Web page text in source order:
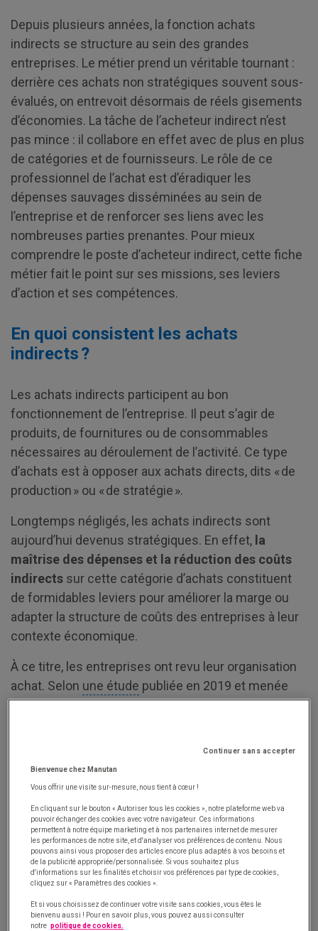
Depuis plusieurs années, la fonction achats
indirects se structure au sein des grandes
entreprises. Le métier prend un véritable tournant :
derrière ces achats non stratégiques souvent sous-
évalués, on entrevoit désormais de réels gisements
d’économies. La tâche de l’acheteur indirect n’est
pas mince : il collabore en effet avec de plus en plus
de catégories et de fournisseurs. Le rôle de ce
professionnel de l’achat est d’éradiquer les
dépenses sauvages disséminées au sein de
l’entreprise et de renforcer ses liens avec les
nombreuses parties prenantes. Pour mieux
comprendre le poste d’acheteur indirect, cette fiche
métier fait le point sur ses missions, ses leviers
d’action et ses compétences.
En quoi consistent les achats
indirects ?
Les achats indirects participent au bon
fonctionnement de l’entreprise. Il peut s’agir de
produits, de fournitures ou de consommables
nécessaires au déroulement de l’activité. Ce type
d’achats est à opposer aux achats directs, dits « de
production » ou « de stratégie ».
Longtemps négligés, les achats indirects sont
aujourd’hui devenus stratégiques. En effet, la
maîtrise des dépenses et la réduction des coûts
indirects sur cette catégorie d’achats constituent
de formidables leviers pour améliorer la marge ou
adapter la structure de coûts des entreprises à leur
contexte économique.
À ce titre, les entreprises ont revu leur organisation
achat. Selon une étude publiée en 2019 et menée
conjointement par Acxias et Ressource Consulting,
donnée à cette catégorie d’achat varie beaucoup
cas, les achats indirects font de plus en plus l’objet
d’actions d’optimisation et sont même parfois gérés
selon les mêmes méthodes que les achats
stratégiques.
Quelles sont les missions d’un
Continuer sans accepter
Bienvenue chez Manutan
Vous offrir une visite sur-mesure, nous tient à cœur !
En cliquant sur le bouton « Autoriser tous les cookies », notre plateforme web va
pouvoir échanger des cookies avec votre navigateur. Ces informations
permettent à notre équipe marketing et à nos partenaires internet de mesurer
les performances de notre site, et d'analyser vos préférences de contenu. Nous
pouvons ainsi vous proposer des articles encore plus adaptés à vos besoins et
de la publicité appropriée/personnalisée. Si vous souhaitez plus
d'informations sur les finalités et choisir vos préférences par type de cookies,
cliquez sur « Paramètres des cookies ».
Et si vous choisissez de continuer votre visite sans cookies, vous êtes le
bienvenu aussi ! Pour en savoir plus, vous pouvez aussi consulter
notre politique de cookies.